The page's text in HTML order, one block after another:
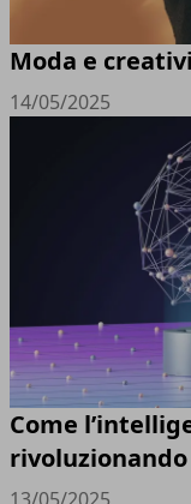
Moda e
14/05/2025
Come